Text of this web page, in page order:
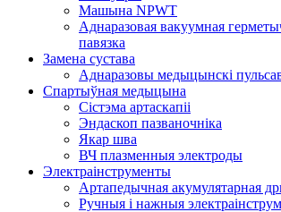
Машына NPWT
Аднаразовая вакуумная
павязка
Замена сустава
Аднаразовы медыцынскі
Спартыўная медыцына
Сістэма артаскапіі
Эндаскоп пазваночніка
Якар шва
ВЧ плазменныя электроды
Электраінструменты
Артапедычная акумулятарная
Ручныя і нажныя